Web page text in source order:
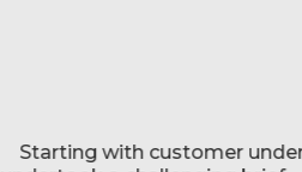
Starting with customer